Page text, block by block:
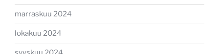
marraskuu 2024
lokakuu 2024